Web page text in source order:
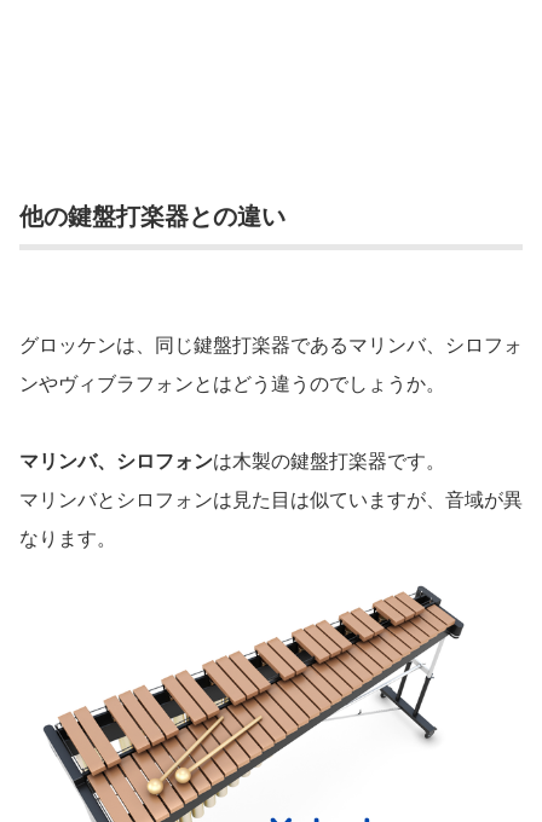
他の鍵盤打楽器との違い
グロッケンは、同じ鍵盤打楽器であるマリンバ、シロフォ
ンやヴィブラフォンとはどう違うのでしょうか。
マリンバ、シロフォンは木製の鍵盤打楽器です。
マリンバとシロフォンは見た目は似ていますが、音域が異
なります。